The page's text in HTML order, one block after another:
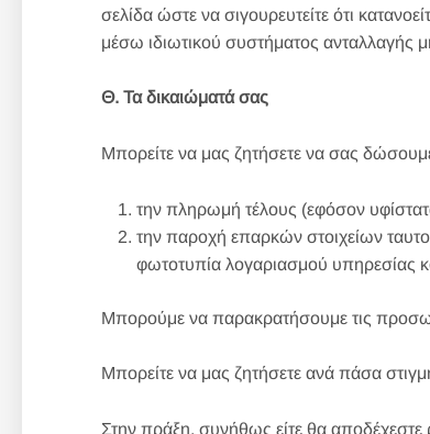
σελίδα ώστε να σιγουρευτείτε ότι
μέσω ιδιωτικού συστήματος ανταλλαγής
Θ. Τα δικαιώματά σας
Μπορείτε να μας ζητήσετε να σας
την πληρωμή τέλους (εφόσον
την παροχή επαρκών στοιχείων
φωτοτυπία λογαριασμού υπηρεσίας
Μπορούμε να παρακρατήσουμε τις
Μπορείτε να μας ζητήσετε ανά πάσα
Στην πράξη, συνήθως είτε θα